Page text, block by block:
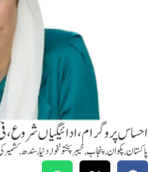
احساس پروگرام، ادائیگیاں شروع،فی گھرانہ 13500روپےمختص،حاصل
پاکستان,پکوان,پنجاب,خیبرپختونخوا,دنیا,سندھ,